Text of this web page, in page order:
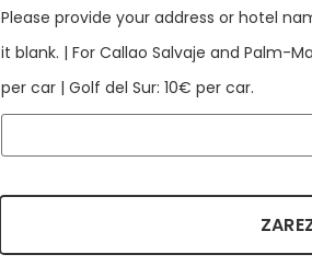
Please provide your address or hotel
it blank. | For Callao Salvaje and Palm-
per car | Golf del Sur: 10€ per car.